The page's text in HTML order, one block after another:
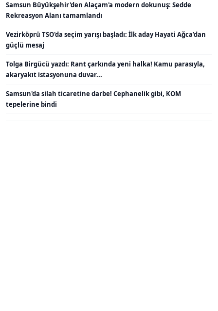
Samsun Büyükşehir'den Alaçam'a modern dokunuş: Sedde
Rekreasyon Alanı tamamlandı
Vezirköprü TSO'da seçim yarışı başladı: İlk aday Hayati Ağca'dan
güçlü mesaj
Tolga Birgücü yazdı: Rant çarkında yeni halka! Kamu parasıyla,
akaryakıt istasyonuna duvar...
Samsun'da silah ticaretine darbe! Cephanelik gibi, KOM
tepelerine bindi